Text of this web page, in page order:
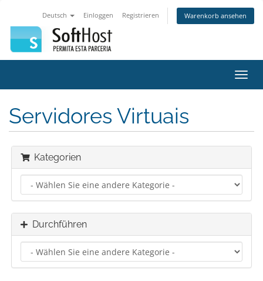
Deutsch Einloggen Registrieren Warenkorb ansehen
ein-/
Servidores Virtuais
Kategorien
Durchführen